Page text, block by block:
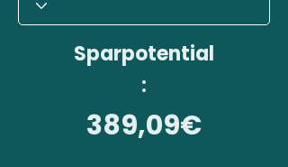
Sparpotential
:
389,09€